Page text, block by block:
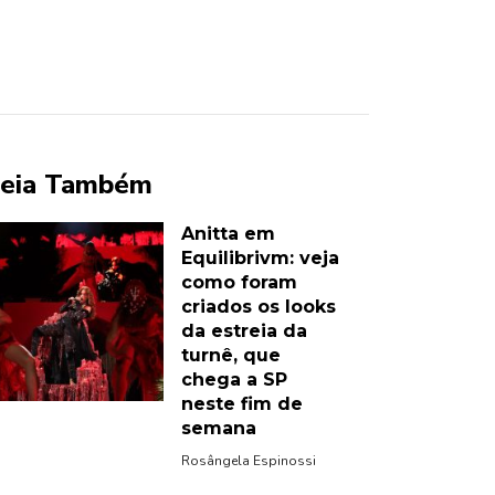
Também
Anitta em
Equilibrivm: veja
como foram
criados os looks
da estreia da
turnê, que
chega a SP
neste fim de
semana
Rosângela Espinossi